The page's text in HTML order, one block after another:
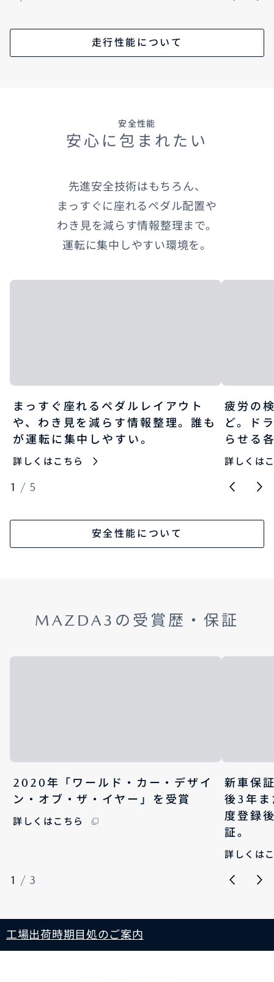
走行性能について
安全性能
安心に包まれたい
先進安全技術はもちろん、
まっすぐに座れるペダル配置や
わき見を減らす情報整理まで。
運転に集中しやすい環境を。​
まっすぐ座れるペダルレイアウト
や、わき見を減らす情報整理。誰も
が運転に集中しやすい。
詳しくはこちら
疲労の
ど。ド
らせる
詳しくは
1 / 5
安全性能について
MAZDA3の受賞歴・保証
2020年「ワールド・カー・デザイ
ン・オブ・ザ・イヤー」を受賞
詳しくはこちら
新車保
後3年
度登録
証。
詳しくは
1 / 3
工場出荷時期目処のご案内